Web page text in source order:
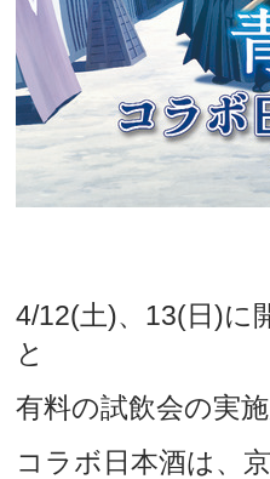
4/12(土)、13(日)に
と
有料の試飲会の実
コラボ日本酒は、